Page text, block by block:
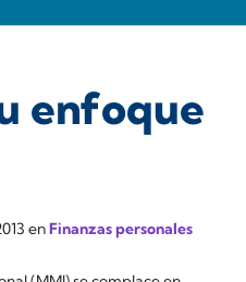
enfoque
enFinanzas personales